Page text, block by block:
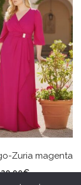
Zuria magenta
€